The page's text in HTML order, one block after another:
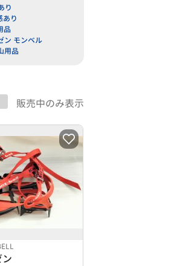
り
あり
品
ン モンベル
用品
販売中のみ表示